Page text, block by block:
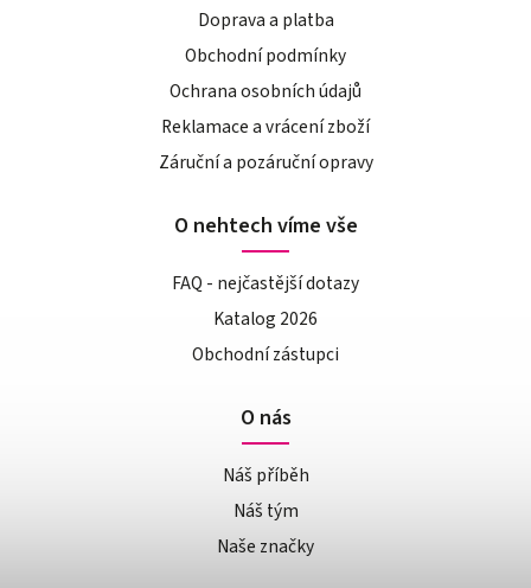
Doprava a platba
Obchodní podmínky
Ochrana osobních údajů
Reklamace a vrácení zboží
Záruční a pozáruční opravy
O nehtech víme vše
FAQ - nejčastější dotazy
Katalog 2026
Obchodní zástupci
O nás
Náš příběh
Náš tým
Naše značky